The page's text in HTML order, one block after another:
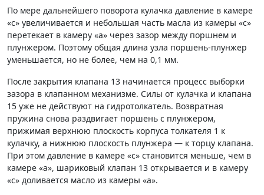
По мере дальнейшего поворота кулачка давление в камере
«с» увеличивается и небольшая часть масла из камеры «с»
перетекает в камеру «а» через зазор между поршнем и
плунжером. Поэтому общая длина узла пор­шень-плунжер
уменьшается, но не более, чем на 0,1 мм.
После закрытия клапана 13 начинается процесс вы­борки
зазора в клапанном механизме. Силы от кулачка и клапана
15 уже не действуют на гидротолкатель. Воз­вратная
пружина снова раздвигает поршень с плунже­ром,
прижимая верхнюю плоскость корпуса толкателя 1 к
кулачку, а нижнюю плоскость плунжера — к торцу клапана.
При этом давление в камере «с» становится меньше, чем в
камере «а», шариковый клапан 13 откры­вается и в камеру
«с» доливается масло из камеры «а».